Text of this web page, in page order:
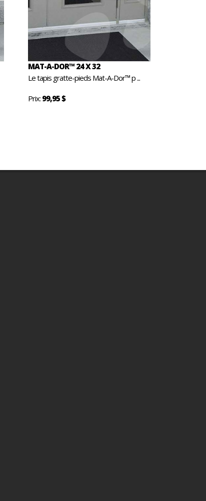
MAT-A-DOR™ 24 X 32
Le tapis gratte-pieds Mat-A-Dor™ p ...
Prix: 99,95 $